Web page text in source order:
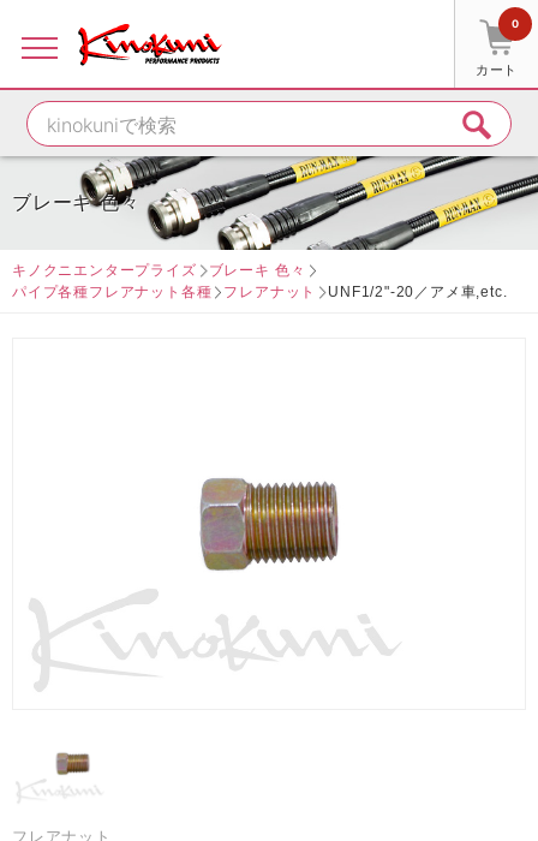
カート
0
ブレーキ 色々
キノクニエンタープライズ
ブレーキ 色々
パイプ各種フレアナット各種
フレアナット UNF1/2"-20／アメ車,etc.
フレアナット